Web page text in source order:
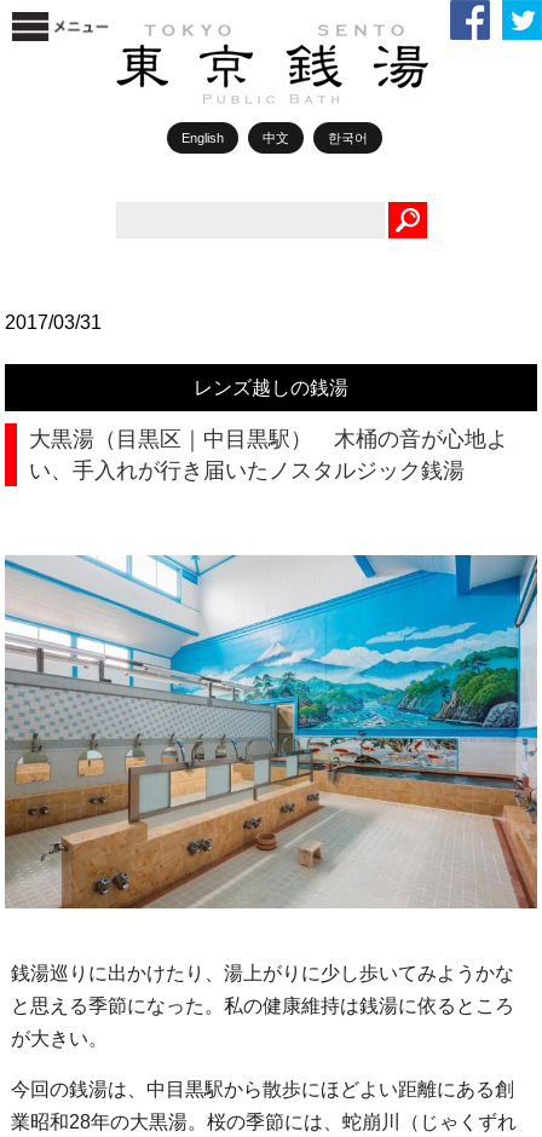
English 中文 한국어
2017/03/31
レンズ越しの銭湯
大黒湯（目黒区｜中目黒駅） 木桶の音が心地よ
い、手入れが行き届いたノスタルジック銭湯
銭湯巡りに出かけたり、湯上がりに少し歩いてみようかな
と思える季節になった。私の健康維持は銭湯に依るところ
が大きい。
今回の銭湯は、中目黒駅から散歩にほどよい距離にある創
業昭和28年の大黒湯。桜の季節には、蛇崩川（じゃくずれ